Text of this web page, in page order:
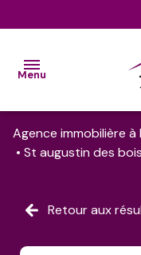
Menu
accueil
biens
Agence immobilière
St augustin des bois
Retour aux